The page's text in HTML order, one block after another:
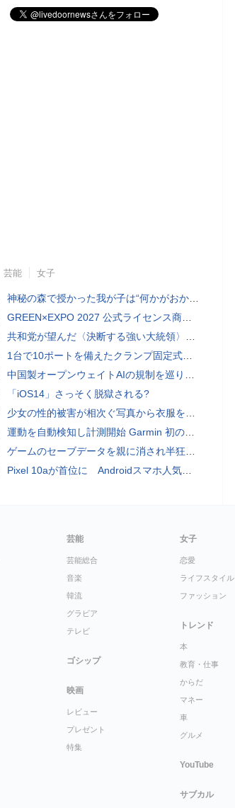
芸能 女子
神秘の森で授かった我が子は“何かがおかしい”『ナイトボーン -夜哭-』本編映像解禁 母の絶叫顔うちわが全国の劇場に［ホラー通信］
GREEN×EXPO 2027 公式ライセンス商品！初の「トゥンクトゥンク」公式LINEスタンプ、販売開始
共和党が望んだ〈決断する強い大統領〉が統治するアメリカの到来──「アメリカン・ドッペルゲンガー」by 池田純一#14
1台で10ポートを備えたクランプ固定式電源タップ「Anker Nano Power Strip (10-in-1, 70W, クランプ式)」レビュー
中国製オープンウェイトAIの規制を巡り、シリコンバレーで意見が二分
「iOS14」さっそく脱獄される?
少女の性的被害が相次ぐ写真から衣服を剥ぎ取るAIポルノアプリ「ClothOff」の背後にいる人物とは？
運動を自動検知し計測開始 Garmin 初のスマートバンドを発売 10日間のロングバッテリーで手間いらず
ゲームのセーブデータを親に消され半狂乱になった少年
Pixel 10aが首位に Androidスマホ人気ランキングTOP10 2026/8/8
芸能
芸能総合
音楽
韓流
グラビア
テレビ
ゴシップ
映画
レビュー
プレゼント
特集
女子
恋愛
ライフスタイル
ファッション
トレンド
本
教育・仕事
からだ
マネー
車
グルメ
YouTube
サブカル